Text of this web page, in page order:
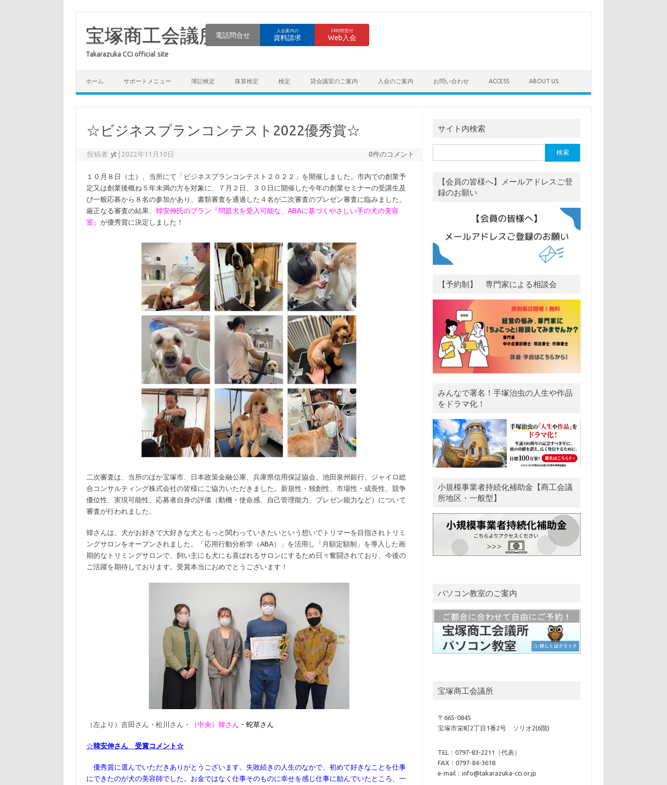
電話問合せ
入会案内の
資料請求
24時間受付
Web入会
宝塚商工会議所
Takarazuka CCI official site
ホーム サポートメニュー 簿記検定 珠算検定 検定 貸会議室のご案内 入会のご案内 お問い合わせ ACCESS ABOUT US
☆ビジネスプランコンテスト2022優秀賞☆
投稿者:yt 2022年11月10日 0件のコメント
１０月８日（土）、当所にて「ビジネスプランコンテスト２０２２」を開催しました。市内での創業予
定又は創業後概ね５年未満の方を対象に、７月２日、３０日に開催した今年の創業セミナーの受講生及
び一般応募から８名の参加があり、書類審査を通過した４名が二次審査のプレゼン審査に臨みました。
厳正なる審査の結果、 韓安伸氏のプラン『問題犬を受入可能な、ABAに基づくやさしい手の犬の美容
室』 が優秀賞に決定しました！
二次審査は、当所のほか宝塚市、日本政策金融公庫、兵庫県信用保証協会、池田泉州銀行、ジャイロ総
合コンサルティング株式会社の皆様にご協力いただきました。新規性・独創性、市場性・成長性、競争
優位性、実現可能性、応募者自身の評価（動機・使命感、自己管理能力、プレゼン能力など）について
審査が行われました。
韓さんは、犬がお好きで大好きな犬ともっと関わっていきたいという想いでトリマーを目指されトリミ
ングサロンをオープンされました。「応用行動分析学（ABA）」を活用し「月額定額制」を導入した画
期的なトリミングサロンで、飼い主にも犬にも喜ばれるサロンにするため日々奮闘されており、今後の
ご活躍を期待しております。受賞本当におめでとうございます！
（左より）吉田さん・松川さん・ （中央）韓さん ・蛇草さん
☆韓安伸さん 受賞コメント☆
優秀賞に選んでいただきありがとうございます。失敗続きの人生のなかで、初めて好きなことを仕事
にできたのが犬の美容師でした。お金ではなく仕事そのものに幸せを感じ仕事に励んでいたところ、一
サイト内検索
索:
【会員の皆様へ】メールアドレスご登
録のお願い
【予約制】 専門家による相談会
みんなで署名！手塚治虫の人生や作品
をドラマ化！
小規模事業者持続化補助金【商工会議
所地区・一般型】
パソコン教室のご案内
宝塚商工会議所
〒665-0845
宝塚市栄町2丁目1番2号 ソリオ2(6階)
TEL：0797-83-2211（代表）
FAX：0797-84-3618
e-mail：info@takarazuka-cci.or.jp